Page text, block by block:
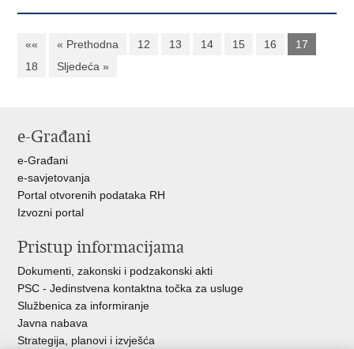
«« « Prethodna 12 13 14 15 16
17
18
Sljedeća »
e-Građani
e-Građani
e-savjetovanja
Portal otvorenih podataka RH
Izvozni portal
Pristup informacijama
Dokumenti, zakonski i podzakonski akti
PSC - Jedinstvena kontaktna točka za usluge
Službenica za informiranje
Javna nabava
Strategija, planovi i izvješća